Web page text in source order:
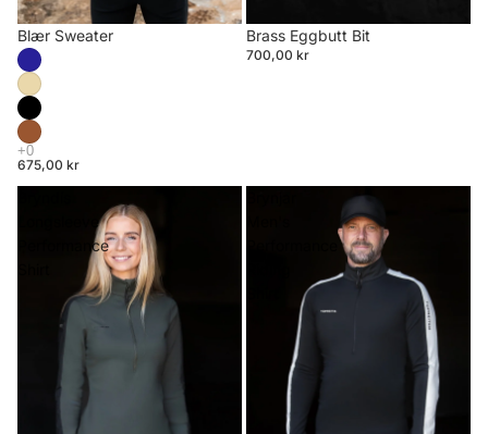
Blær Sweater
675,00 kr
Brass Eggbutt Bit
700,00 kr
Longsleeve
Performance